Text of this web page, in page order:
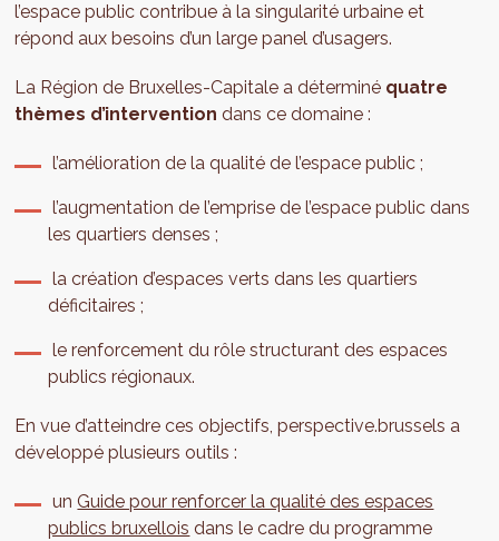
l’espace public contribue à la singularité urbaine et
répond aux besoins d’un large panel d’usagers.
La Région de Bruxelles-Capitale a déterminé quatre
thèmes d’interventiondans ce domaine :
l’amélioration de la qualité de l’espace public ;
l’augmentation de l’emprise de l’espace public dans
les quartiers denses ;
la création d’espaces verts dans les quartiers
déficitaires ;
le renforcement du rôle structurant des espaces
publics régionaux.
En vue d’atteindre ces objectifs, perspective.brussels a
développé plusieurs outils :
un Guide pour renforcer la qualité des espaces
publics bruxellois dans le cadre du programme